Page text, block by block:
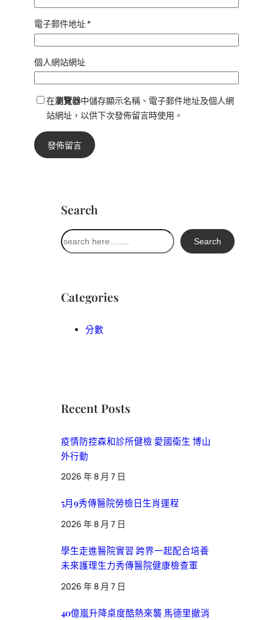
電子郵件地址*
個人網站網址
在瀏覽器中儲存顯示名稱、電子郵件地址及個人網
站網址，以供下次發佈留言時使用。
Search
搜
尋
Search
Categories
分數
Recent Posts
疫情防控森和診所健檢 愛國衛生 博山
外行動
2026 年 8 月 7 日
5月9秀傳醫院勞檢日生肖運程
2026 年 8 月 7 日
學生走進醫院實習 跨界一起配合培養
未來護理生力秀傳醫院健康檢查軍
2026 年 8 月 7 日
40億嵐升降桌度酷熱來襲 馬德里撤消